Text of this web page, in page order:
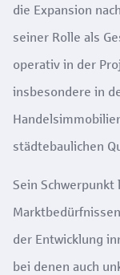
die Expansion
seiner Rolle als
operativ in der
insbesondere in
städtebaulichen
Sein
der Entwicklung
bei denen auch